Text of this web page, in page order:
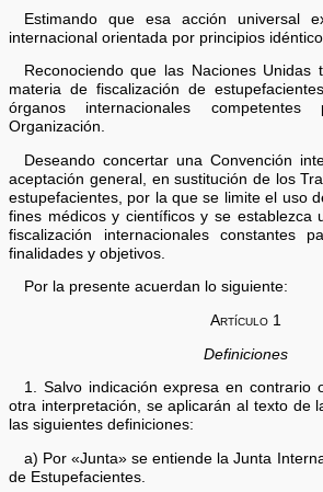
Estimando que esa acción universal
internacional orientada por principios
Reconociendo que las Naciones Unidas
materia de fiscalización de
órganos internacionales
Organización.
Deseando concertar una Convención
aceptación general, en sustitución de los
estupefacientes, por la que se limite el uso
fines médicos y científicos y se establezca
fiscalización internacionales constantes
finalidades y objetivos.
Por la presente acuerdan lo siguiente:
Artículo 1
Definiciones
1. Salvo indicación expresa en contrario
otra interpretación, se aplicarán al texto de
las siguientes definiciones:
a) Por «Junta» se entiende la Junta
de Estupefacientes.